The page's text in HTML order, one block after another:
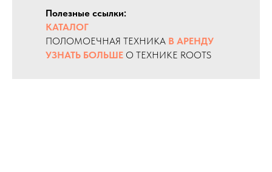
Полезные ссылки:
КАТАЛОГ
ПОЛОМОЕЧНАЯ ТЕХНИКА В АРЕНДУ
УЗНАТЬ БОЛЬШЕ О ТЕХНИКЕ ROOTS